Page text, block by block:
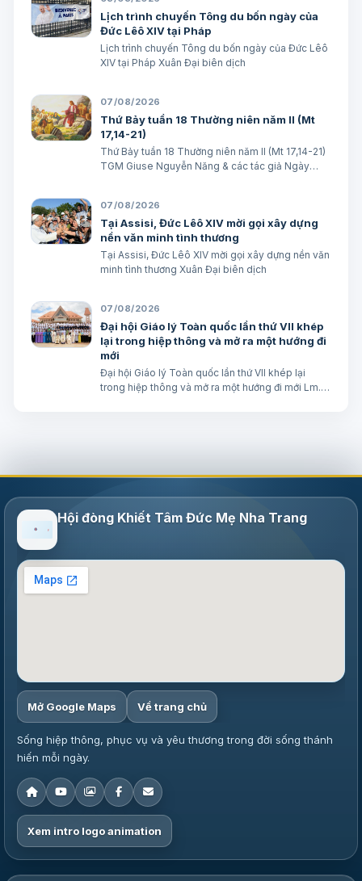
Lịch trình chuyến Tông du bốn ngày của
Đức Lêô XIV tại Pháp
Lịch trình chuyến Tông du bốn ngày của Đức Lêô
XIV tại Pháp Xuân Đại biên dịch
07/08/2026
Thứ Bảy tuần 18 Thường niên năm II (Mt
17,14-21)
Thứ Bảy tuần 18 Thường niên năm II (Mt 17,14-21)
TGM Giuse Nguyễn Năng & các tác giả Ngày
(Mt 17,16) BÀI ĐỌC I (năm II): Kb 1, 12…
07/08/2026
Tại Assisi, Đức Lêô XIV mời gọi xây dựng
nền văn minh tình thương
Tại Assisi, Đức Lêô XIV mời gọi xây dựng nền văn
minh tình thương Xuân Đại biên dịch
07/08/2026
Đại hội Giáo lý Toàn quốc lần thứ VII khép
lại trong hiệp thông và mở ra một hướng đi
mới
Đại hội Giáo lý Toàn quốc lần thứ VII khép lại
trong hiệp thông và mở ra một hướng đi mới Lm.
Hội đòng Khiết Tâm Đức Mẹ Nha Trang
Mở Google Maps Về trang chủ
Sống hiệp thông, phục vụ và yêu thương trong đời sống thánh
hiến mỗi ngày.
Xem intro logo animation